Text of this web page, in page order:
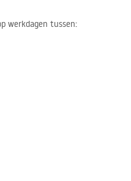
werkdagen tussen: